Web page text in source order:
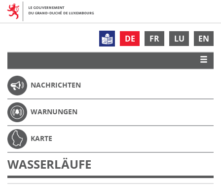
DE FR LU EN
NACHRICHTEN
WARNUNGEN
KARTE
WASSERLÄUFE